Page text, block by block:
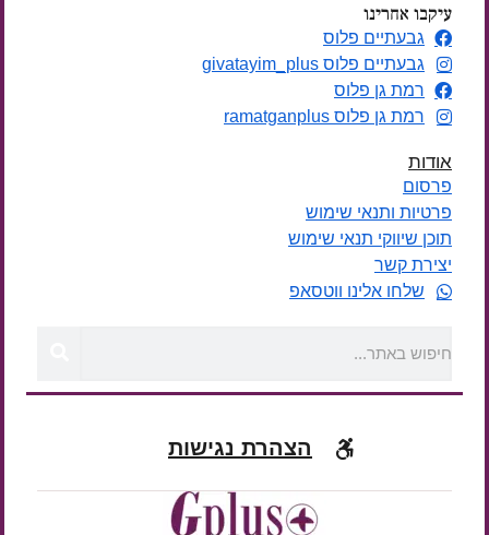
עיקבו אחרינו
גבעתיים פלוס
גבעתיים פלוס givatayim_plus
רמת גן פלוס
רמת גן פלוס ramatganplus
אודות
פרסום
פרטיות ותנאי שימוש
תוכן שיווקי תנאי שימוש
יצירת קשר
שלחו אלינו ווטסאפ
הצהרת נגישות